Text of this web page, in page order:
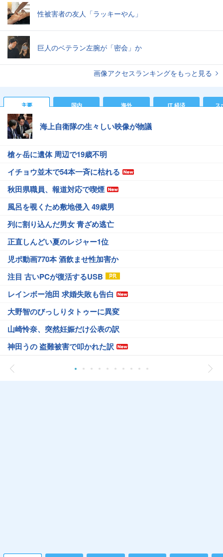
性被害者の友人「ラッキーやん」
巨人のベテラン左腕が「密会」か
画像アクセスランキングをもっと見る
主要 国内 海外 IT 経済 ス
海上自衛隊の生々しい映像が物議
槍ヶ岳に遺体 周辺で19歳不明
イチョウ並木で54本一斉に枯れる
秋田県職員、報道対応で喫煙
風呂を覗くため敷地侵入 49歳男
列に割り込んだ男女 青ざめ逃亡
正直しんどい夏のレジャー1位
児ポ動画770本 酒飲ませ性加害か
注目 古いPCが復活するUSB
レインボー池田 求婚失敗も告白
大野智のびっしりタトゥーに異変
山崎怜奈、突然妊娠だけ公表の訳
神田うの 盗難被害で叩かれた訳